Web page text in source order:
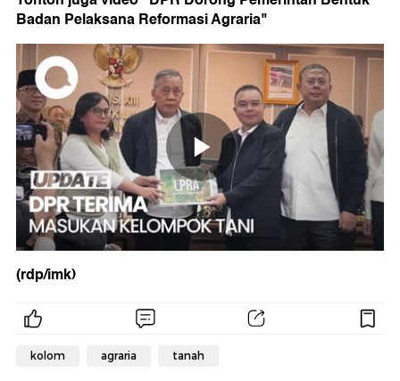
Badan Pelaksana Reformasi Agraria"
(rdp/imk)
kolom agraria tanah